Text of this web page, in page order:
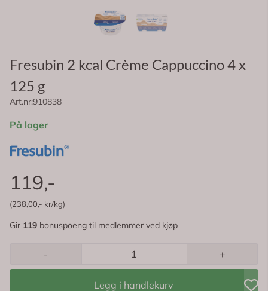
Fresubin 2 kcal Crème Cappuccino 4 x
125 g
Art.nr:910838
På lager
119,-
(238,00,- kr/kg)
Gir 119 bonuspoeng til medlemmer ved kjøp
- +
Legg i handlekurv